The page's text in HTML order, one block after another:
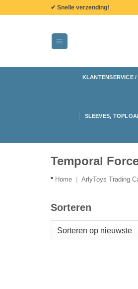
✔ Snelle verzending!
KLANTENSERVICE
SLEEVES,
Temporal
* Home ArlyToys Trading
Sorteren